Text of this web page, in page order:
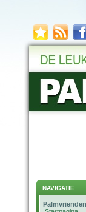
NAVIGATIE
Palmvrienden